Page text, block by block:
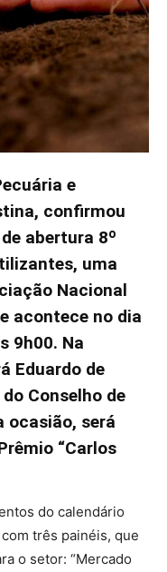
e
confirmou
abertura 8º
uma
Nacional
acontece no dia
9h00. Na
Eduardo de
Conselho de
ocasião, será
“Carlos
do calendário
três painéis, que
o setor: “Mercado